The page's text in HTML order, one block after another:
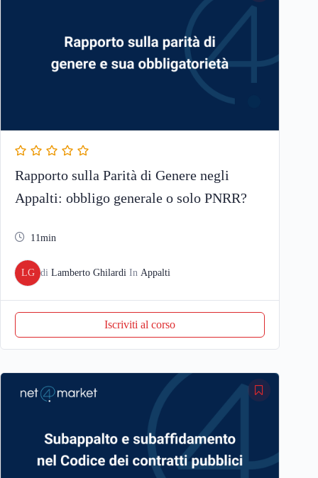
Rapporto sulla Parità di Genere negli
Appalti: obbligo generale o solo PNRR?
11min
LG di Lamberto Ghilardi In Appalti
Iscriviti al corso